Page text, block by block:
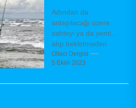
Adından da
anlaşılacağı üzere
sahteyi ya da yemi
atıp bekletmeden
aksiyon verdirerek
geri çekme yöntemi
çeşitlerindendir Bu
Oltacı Dergisi
5 Ekim 2023